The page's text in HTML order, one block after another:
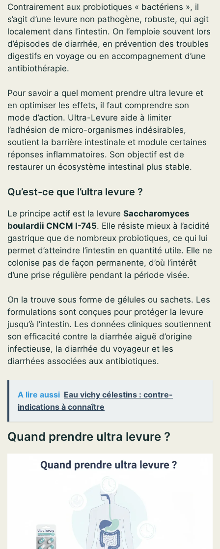
Contrairement aux probiotiques « bactériens », il
s’agit d’une levure non pathogène, robuste, qui agit
localement dans l’intestin. On l’emploie souvent lors
d’épisodes de diarrhée, en prévention des troubles
digestifs en voyage ou en accompagnement d’une
antibiothérapie.
Pour savoir a quel moment prendre ultra levure et
en optimiser les effets, il faut comprendre son
mode d’action. Ultra-Levure aide à limiter
l’adhésion de micro-organismes indésirables,
soutient la barrière intestinale et module certaines
réponses inflammatoires. Son objectif est de
restaurer un écosystème intestinal plus stable.
Qu’est-ce que l’ultra levure ?
Le principe actif est la levure Saccharomyces
boulardii CNCM I-745. Elle résiste mieux à l’acidité
gastrique que de nombreux probiotiques, ce qui lui
permet d’atteindre l’intestin en quantité utile. Elle ne
colonise pas de façon permanente, d’où l’intérêt
d’une prise régulière pendant la période visée.
On la trouve sous forme de gélules ou sachets. Les
formulations sont conçues pour protéger la levure
jusqu’à l’intestin. Les données cliniques soutiennent
son efficacité contre la diarrhée aiguë d’origine
infectieuse, la diarrhée du voyageur et les
diarrhées associées aux antibiotiques.
A lire aussi Eau vichy célestins : contre-
indications à connaître
Quand prendre ultra levure ?